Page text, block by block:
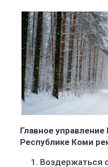
Главное
Республике Коми
Воздержаться